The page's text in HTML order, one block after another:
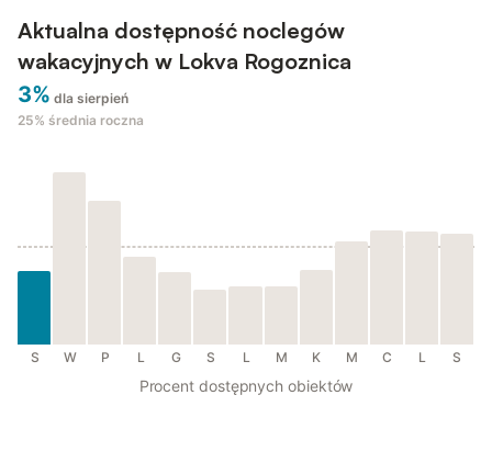
Aktualna dostępność noclegów
wakacyjnych w Lokva Rogoznica
3% dla sierpień
25% średnia roczna
S W P L G S L M K M C L S
Procent dostępnych obiektów